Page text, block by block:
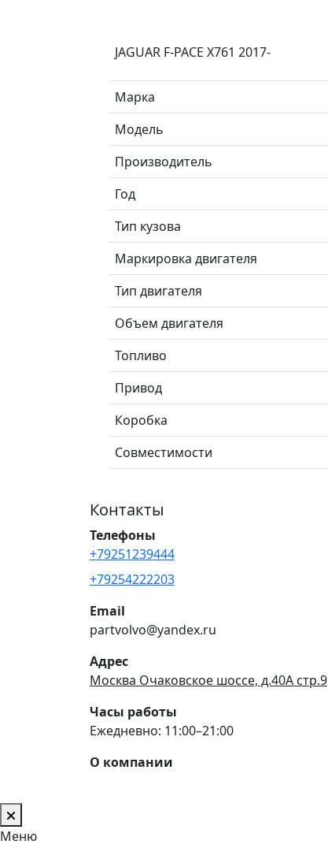
JAGUAR F-PACE X761 2017-
Марка
Модель
Производитель
Год
Тип кузова
Маркировка двигателя
Тип двигателя
Объем двигателя
Топливо
Привод
Коробка
Совместимости
Контакты
Телефоны
+79251239444
+79254222203
Email
partvolvo@yandex.ru
Адрес
Москва Очаковское шоссе, д.40А стр.9
Часы работы
Ежедневно: 11:00–21:00
О компании
Меню